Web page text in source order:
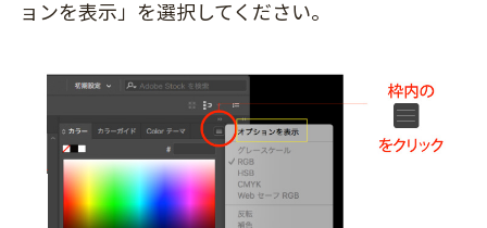
ョンを表示」を選択してください。